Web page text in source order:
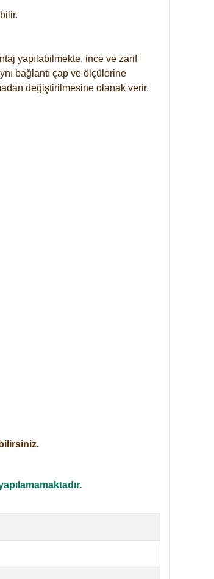
yapılabilmekte, ince ve zarif
bağlantı çap ve ölçülerine
değiştirilmesine olanak verir.